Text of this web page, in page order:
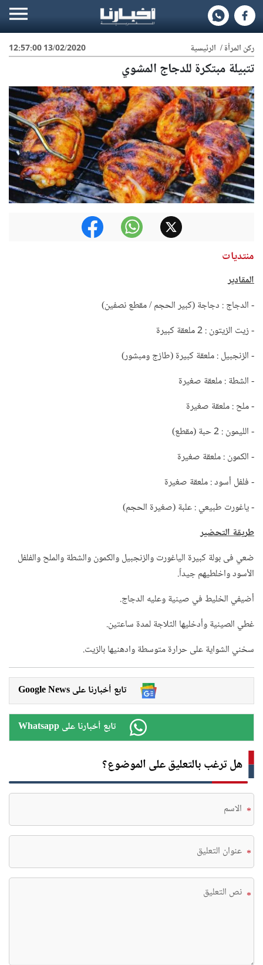
13/02/2020 12:57:00 ركن المرأة/ الرئيسية
تتبيلة مبتكرة للدجاج المشوي
منتديات
المقادير
- الدجاج : دجاجة (كبير الحجم / مقطع نصفين)
- زيت الزيتون : 2 ملعقة كبيرة
- الزنجبيل : ملعقة كبيرة (طازج ومبشور)
- الشطة : ملعقة صغيرة
- ملح : ملعقة صغيرة
- الليمون : 2 حبة (مقطع)
- الكمون : ملعقة صغيرة
- فلفل أسود : ملعقة صغيرة
- ياغورت طبيعي : علبة (صغيرة الحجم)
طريقة التحضير
ضعي فى بولة كبيرة الياغورت والزنجبيل والكمون والشطة والملح والفلفل
الأسود واخلطيهم جيداً.
أضيفي الخليط في صينية وعليه الدجاج.
غطي الصينية وأدخليها الثلاجة لمدة ساعتين.
سخني الشواية على حرارة متوسطة وادهنيها بالزيت.
Google News تابع أخبارنا على
Whatsapp تابع أخبارنا على
هل ترغب بالتعليق على الموضوع؟
*
*
*